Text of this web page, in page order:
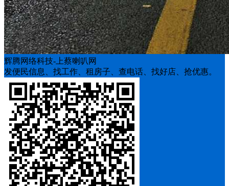
辉腾网络科技-上蔡喇叭网
发便民信息、找工作、租房子、查电话、找好店、抢优惠。